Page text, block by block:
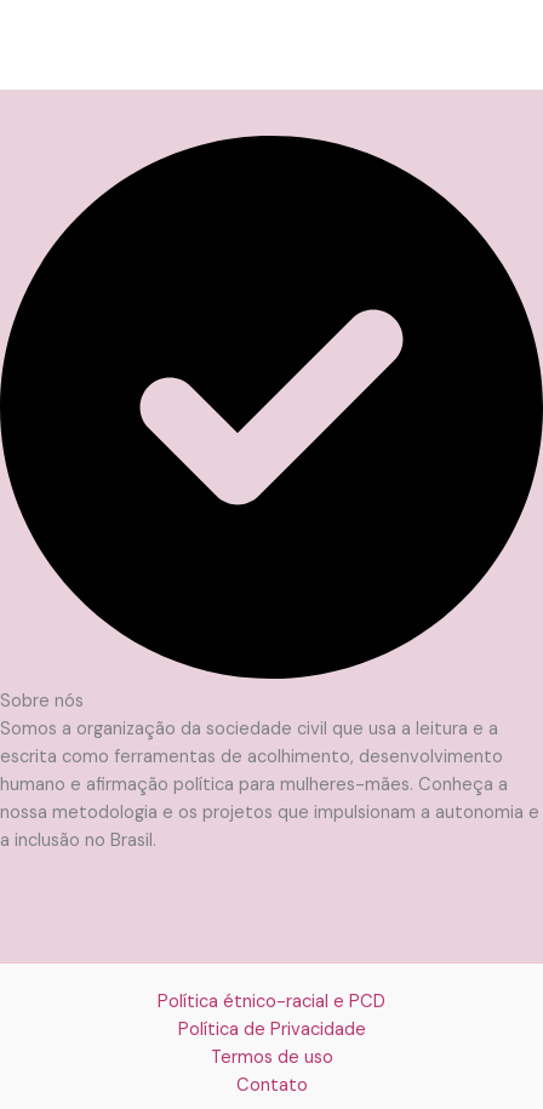
Sobre nós
Somos a organização da sociedade civil que usa a leitura e a
escrita como ferramentas de acolhimento, desenvolvimento
humano e afirmação política para mulheres-mães. Conheça a
nossa metodologia e os projetos que impulsionam a autonomia e
a inclusão no Brasil.
Política étnico-racial e PCD
Política de Privacidade
Termos de uso
Contato